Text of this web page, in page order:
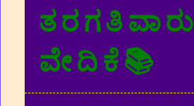
ತರಗತಿವಾರು
ವೇದಿಕೆ📚